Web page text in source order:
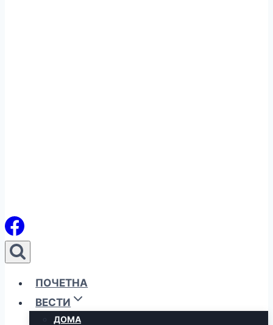
ПОЧЕТНА
ВЕСТИ
ДОМА